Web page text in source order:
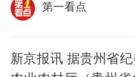
第一看点
新京报讯 据贵州省